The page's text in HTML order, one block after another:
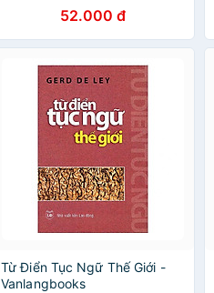
52.000 đ
Từ Điển Tục Ngữ Thế Giới -
Vanlangbooks